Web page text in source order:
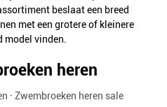
beslaat een breed
met een grotere of kleinere
model vinden.
heren
· Zwembroeken heren sale